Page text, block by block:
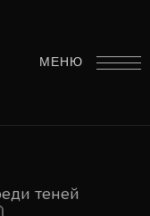
МЕНЮ
теней